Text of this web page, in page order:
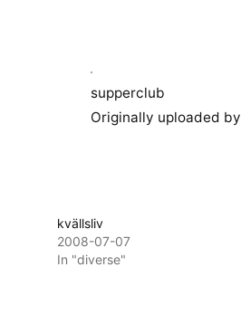
supperclub
Originally uploaded by
kvällsliv
2008-07-07
In "diverse"